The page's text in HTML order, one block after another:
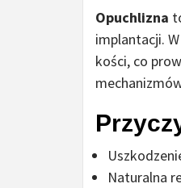
Opuchlizna
implantacji.
kości, co
Naturalna